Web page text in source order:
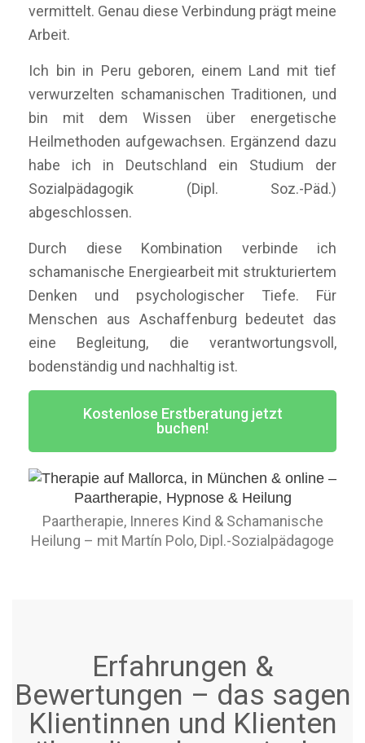
vermittelt. Genau diese Verbindung prägt meine
Arbeit.
Ich bin in Peru geboren, einem Land mit tief
verwurzelten schamanischen Traditionen, und
bin mit dem Wissen über energetische
Heilmethoden aufgewachsen. Ergänzend dazu
habe ich in Deutschland ein Studium der
Sozialpädagogik (Dipl. Soz.-Päd.)
abgeschlossen.
Durch diese Kombination verbinde ich
schamanische Energiearbeit mit strukturiertem
Denken und psychologischer Tiefe. Für
Menschen aus Aschaffenburg bedeutet das
eine Begleitung, die verantwortungsvoll,
bodenständig und nachhaltig ist.
Kostenlose Erstberatung jetzt
buchen!
Paartherapie, Inneres Kind & Schamanische
Heilung – mit Martín Polo, Dipl.-Sozialpädagoge
Erfahrungen &
Bewertungen – das sagen
Klientinnen und Klienten